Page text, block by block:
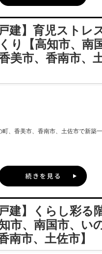
ようにしてプランが出来上がってい
ころですよね。
りの進め方について、 その最初のス
思います。
で、もっとも大切にしているのが 「
いですか？」「リビングは何畳くら
かれると思っていませんか？
がほとんどなのかも知れませんが、
いんだろう？」ということを重視し
ことから始めていきます。
建】育児ストレ
り【高知市、南
美市、香南市、
、香美市、香南市、土佐市で新築
ますが、子育ては本当に思い通りにな
しなきゃ！」と頑張っているからこ
マのストレスがパパのストレス源に
。
町、香美市、香南市、土佐市で新築
建】くらし彩る
市、南国市、い
南市、土佐市】